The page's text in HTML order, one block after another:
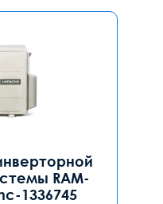
RAM-
1336745